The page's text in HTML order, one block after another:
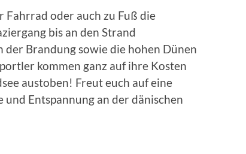
Fahrrad oder auch zu Fuß die
bis an den Strand
der Brandung sowie die hohen Dünen
kommen ganz auf ihre Kosten
austoben! Freut euch auf eine
Entspannung an der dänischen